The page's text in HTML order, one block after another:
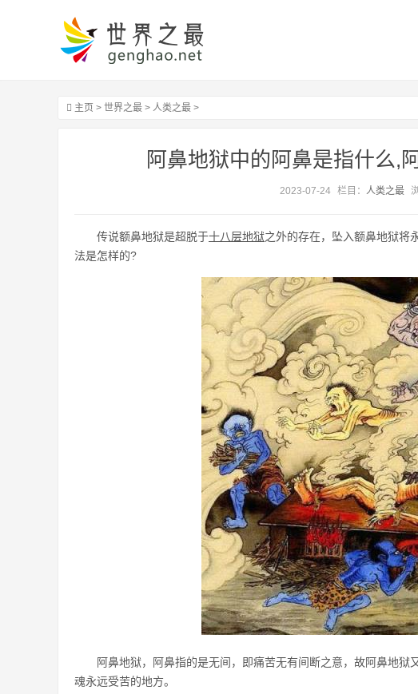
主页 > 世界之最 > 人类之最 >
阿鼻地狱中的阿鼻是指什么,
2023-07-24 栏目： 人类之最
传说额鼻地狱是超脱于十八层地狱之外的存在，坠入额鼻地狱将
法是怎样的?
阿鼻地狱，阿鼻指的是无间，即痛苦无有间断之意，故阿鼻地
魂永远受苦的地方。